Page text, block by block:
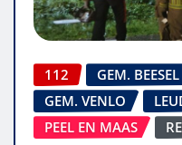
112 GEM. BEESEL
GEM. VENLO
PEEL EN MAAS